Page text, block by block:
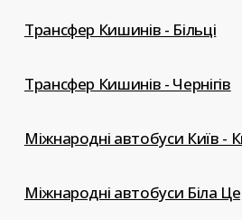
Трансфер Кишинів - Більці
Трансфер Кишинів - Чернігів
Міжнародні автобуси Київ -
Міжнародні автобуси Біла